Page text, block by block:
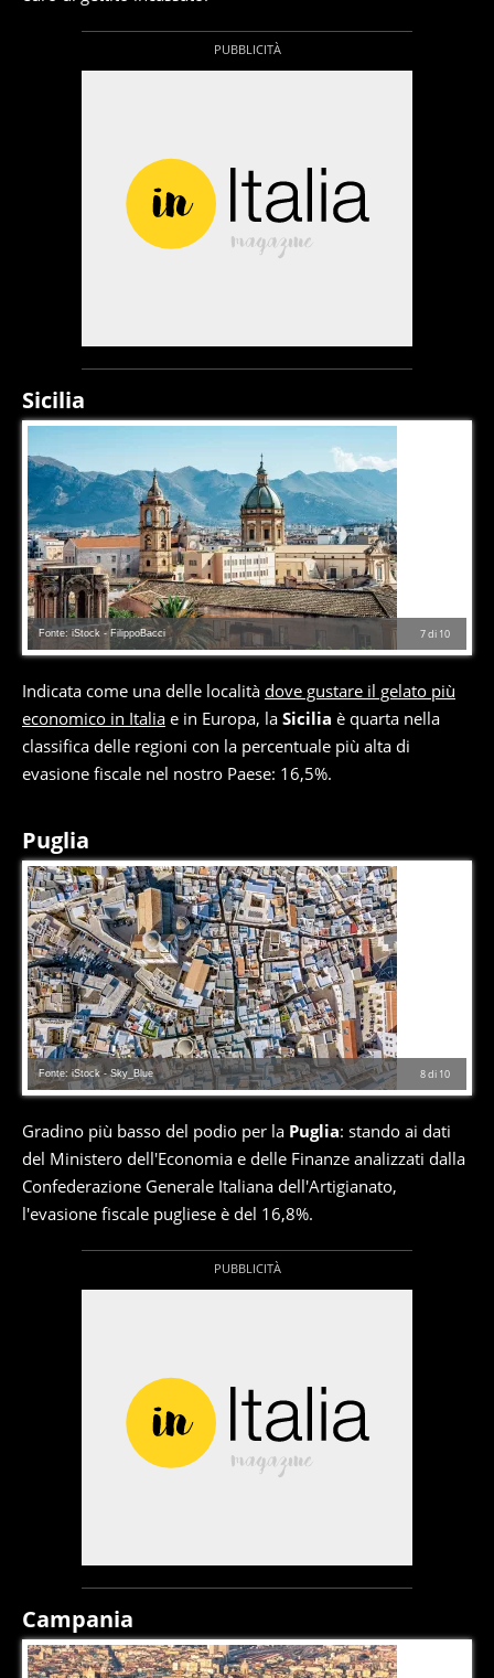
Sicilia
7di 10
Fonte: iStock - FilippoBacci
Indicata come una delle località dove gustare il gelato più
economico in Italia e in Europa, la Sicilia è quarta nella
classifica delle regioni con la percentuale più alta di
evasione fiscale nel nostro Paese: 16,5%.
Puglia
8di 10
Fonte: iStock - Sky_Blue
Gradino più basso del podio per la Puglia: stando ai dati
del Ministero dell'Economia e delle Finanze analizzati dalla
Confederazione Generale Italiana dell'Artigianato,
l'evasione fiscale pugliese è del 16,8%.
Campania